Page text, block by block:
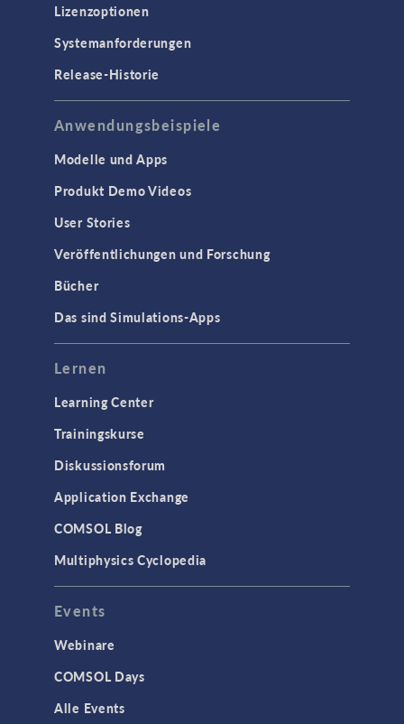
ELEKTROMAGNETIK
Halbleiterbauelemente
Hochfrequenz- und
Niederfrequenz-Elektromagnetik
Plasmaphysik
SCHNITTSTELLEN
CAD
STRÖMUNG & WÄRME
(CFD)
Mikrofluidik
Particle Tracing in Strömungen
Strömung in porösen Medien
Wärmetransport
STRUKTURMECHANIK &
AKUSTIK
Akustik & Schwingungen
Materialmodelle
MEMS & Piezoelektrische Elemente
Lizenzoptionen
Systemanforderungen
Release-Historie
Anwendungsbeispiele
Modelle und Apps
Produkt Demo Videos
User Stories
Veröffentlichungen und Forschung
Bücher
Das sind Simulations-Apps
Lernen
Learning Center
Trainingskurse
Diskussionsforum
Application Exchange
COMSOL Blog
Multiphysics Cyclopedia
Events
Webinare
COMSOL Days
Alle Events